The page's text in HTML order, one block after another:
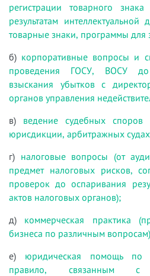
регистрации товарного
результатам интеллектуальной
товарные знаки, программы для
б) корпоративные вопросы и
проведения ГОСУ, ВОСУ до
взыскания убытков с
органов управления
в) ведение судебных
юрисдикции, арбитражных
г) налоговые вопросы (от
предмет налоговых рисков,
проверок до оспаривания
актов налоговых органов);
д) коммерческая практика
бизнеса по различным
е) юридическая помощь по
правило, связанным с